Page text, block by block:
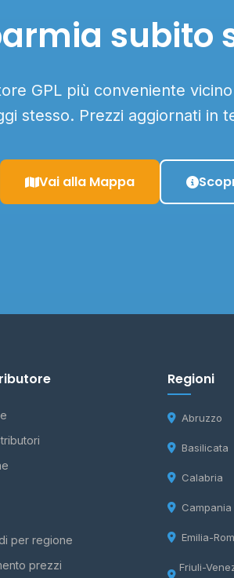
subito
GPL più conveniente
stesso. Prezzi aggiornati in
Vai alla Mappa
per regione
prezzi
Regioni
Abruzzo
Basilicata
Calabria
Campania
Emilia-
Friuli-